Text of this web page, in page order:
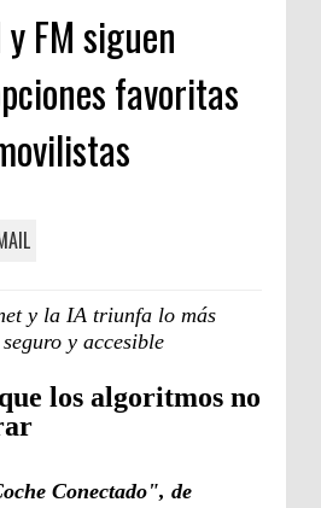
y FM siguen
favoritas
y la IA triunfa lo más
y accesible
los algoritmos no
Conectado", de